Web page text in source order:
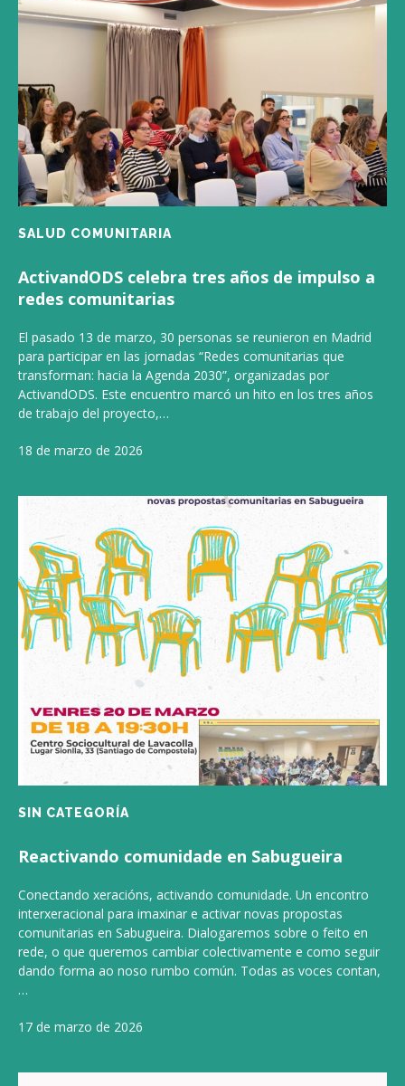
SALUD COMUNITARIA
ActivandODS celebra tres años de impulso a
redes comunitarias
El pasado 13 de marzo, 30 personas se reunieron en Madrid
para participar en las jornadas “Redes comunitarias que
transforman: hacia la Agenda 2030”, organizadas por
ActivandODS. Este encuentro marcó un hito en los tres años
de trabajo del proyecto,…
18 de marzo de 2026
SIN CATEGORÍA
Reactivando comunidade en Sabugueira
Conectando xeracións, activando comunidade. Un encontro
interxeracional para imaxinar e activar novas propostas
comunitarias en Sabugueira. Dialogaremos sobre o feito en
rede, o que queremos cambiar colectivamente e como seguir
dando forma ao noso rumbo común. Todas as voces contan,
…
17 de marzo de 2026